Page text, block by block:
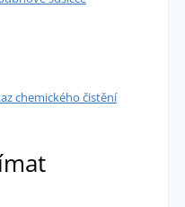
chemického čistění